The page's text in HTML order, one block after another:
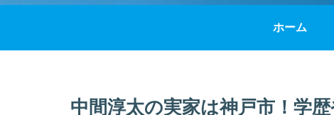
ホーム
中間淳太の実家は神戸市！学